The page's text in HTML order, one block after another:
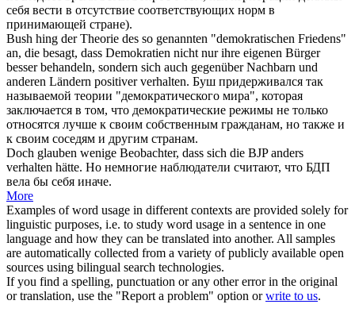
себя вести в отсутствие соответствующих норм в
принимающей стране).
Bush hing der Theorie des so genannten "demokratischen Friedens"
an, die besagt, dass Demokratien nicht nur ihre eigenen Bürger
besser behandeln, sondern sich auch gegenüber Nachbarn und
anderen Ländern positiververhalten. Буш придерживался так
называемой теории "демократического мира", которая
заключается в том, что демократические режимы не только
относятся лучше к своим собственным гражданам, но также и
к своим соседям и другим странам.
Doch glauben wenige Beobachter, dass sich die BJP anders
verhalten hätte. Но немногие наблюдатели считают, что БДП
вела бы себя иначе.
More
Examples of word usage in different contexts are provided solely for
linguistic purposes, i.e. to study word usage in a sentence in one
language and how they can be translated into another. All samples
are automatically collected from a variety of publicly available open
sources using bilingual search technologies.
If you find a spelling, punctuation or any other error in the original
or translation, use the "Report a problem" option orwrite to us.